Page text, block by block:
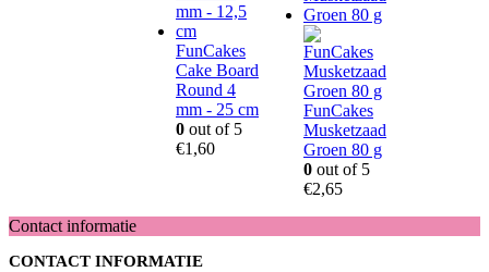
FunCakes
Cake Board
Round 4
mm - 25 cm
0 out of 5
€1,60
FunCakes
Musketzaad
Groen 80 g
0 out of 5
€2,65
Contact informatie
CONTACT INFORMATIE